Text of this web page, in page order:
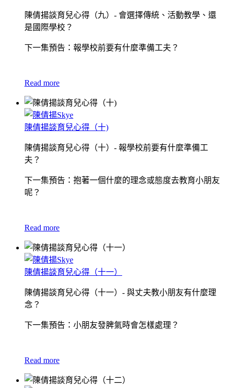
陳倩揚談育兒心得（九）- 會選擇傳統、活動教學、還
是國際學校？
下一集預告：報學校前要有什麼準備工夫？
Read more
陳倩揚談育兒心得（十)
陳倩揚談育兒心得（十）- 報學校前要有什麼準備工
夫？
下一集預告：抱著一個什麼的理念或態度去教育小朋友
呢？
Read more
陳倩揚談育兒心得（十一）
陳倩揚談育兒心得（十一）- 與丈夫教小朋友有什麼理
念？
下一集預告：小朋友發脾氣時會怎樣處理？
Read more